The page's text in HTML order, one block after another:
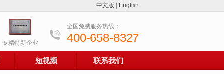
中文版 English
全国免费服务热线：
400-658-8327
专精特新企业
短视频 联系我们